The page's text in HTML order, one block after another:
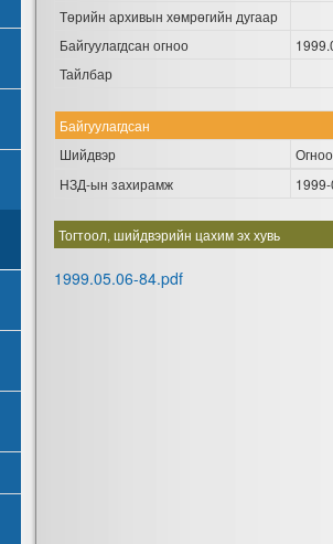
Төрийн архивын хөмрөгийн дугаар
Байгуулагдсан огноо
Тайлбар
Байгуулагдсан
Шийдвэр
Огноо
НЗД-ын захирамж
Тогтоол, шийдвэрийн цахим эх хувь
1999.05.06-84.pdf